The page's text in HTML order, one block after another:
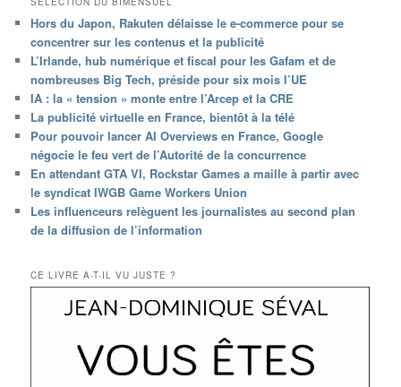
Hors du Japon, Rakuten délaisse le e-commerce pour se
concentrer sur les contenus et la publicité
L’Irlande, hub numérique et fiscal pour les Gafam et de
nombreuses Big Tech, préside pour six mois l’UE
IA : la « tension » monte entre l’Arcep et la CRE
La publicité virtuelle en France, bientôt à la télé
Pour pouvoir lancer AI Overviews en France, Google
négocie le feu vert de l’Autorité de la concurrence
En attendant GTA VI, Rockstar Games a maille à partir avec
le syndicat IWGB Game Workers Union
Les influenceurs relèguent les journalistes au second plan
de la diffusion de l’information
CE LIVRE A-T-IL VU JUSTE ?